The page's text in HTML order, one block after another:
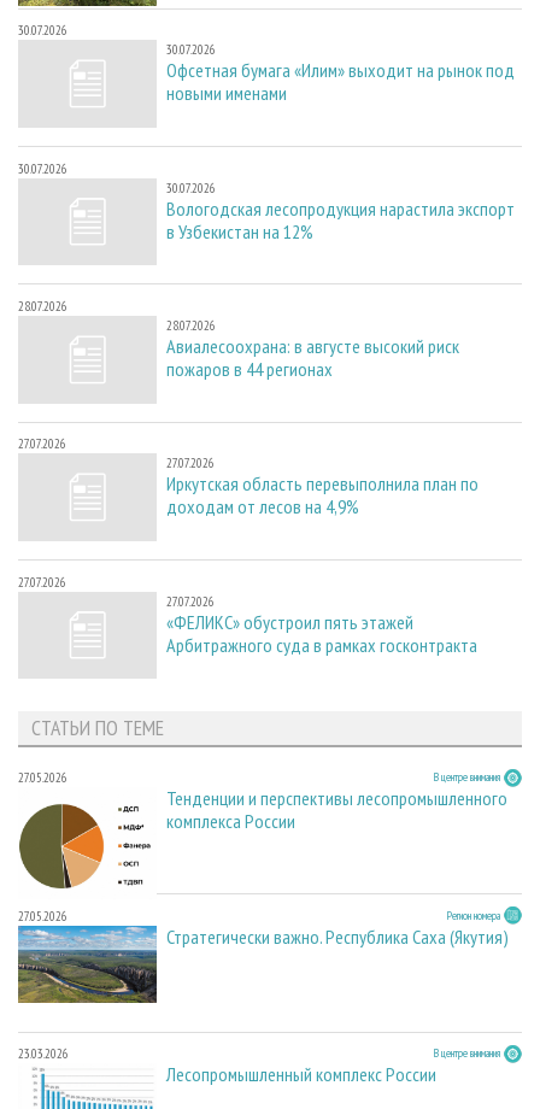
30.07.2026
30.07.2026
Офсетная бумага «Илим» выходит на рынок под
новыми именами
30.07.2026
30.07.2026
Вологодская лесопродукция нарастила экспорт
в Узбекистан на 12%
28.07.2026
28.07.2026
Авиалесоохрана: в августе высокий риск
пожаров в 44 регионах
27.07.2026
27.07.2026
Иркутская область перевыполнила план по
доходам от лесов на 4,9%
27.07.2026
27.07.2026
«ФЕЛИКС» обустроил пять этажей
Арбитражного суда в рамках госконтракта
СТАТЬИ ПО ТЕМЕ
27.05.2026 В центре внимания
Тенденции и перспективы лесопромышленного
комплекса России
27.05.2026 Регион номера
Стратегически важно. Республика Саха (Якутия)
23.03.2026 В центре внимания
Лесопромышленный комплекс России